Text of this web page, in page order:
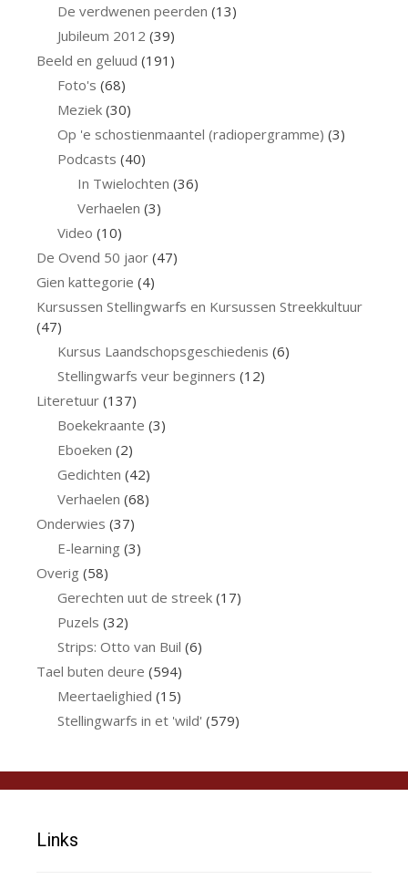
De verdwenen peerden (13)
Jubileum 2012 (39)
Beeld en geluud (191)
Foto's (68)
Meziek(30)
Op 'e schostienmaantel (radiopergramme) (3)
Podcasts (40)
In Twielochten (36)
Verhaelen (3)
Video (10)
De Ovend 50 jaor (47)
Gien kattegorie (4)
Kursussen Stellingwarfs en Kursussen Streekkultuur
(47)
Kursus Laandschopsgeschiedenis (6)
Stellingwarfs veur beginners (12)
Literetuur (137)
Boekekraante (3)
Eboeken (2)
Gedichten (42)
Verhaelen (68)
Onderwies (37)
E-learning (3)
Overig (58)
Gerechten uut de streek(17)
Puzels (32)
Strips: Otto van Buil (6)
Tael buten deure (594)
Meertaelighied (15)
Stellingwarfs in et 'wild' (579)
Links